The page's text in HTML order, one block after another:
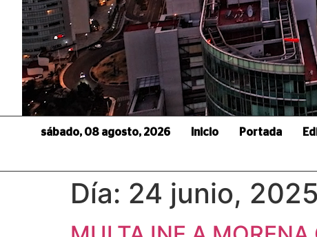
sábado, 08 agosto, 2026 Inicio Portada
Día: 24 junio, 2025